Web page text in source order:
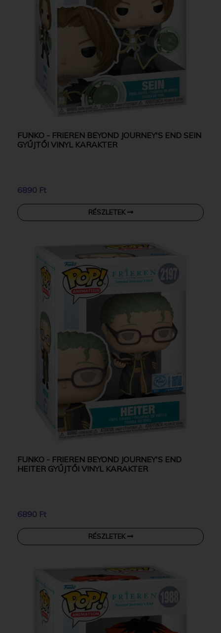
FUNKO - FRIEREN BEYOND JOURNEY'S END SEIN
GYŰJTŐI VINYL KARAKTER
6890 Ft
RÉSZLETEK
FUNKO - FRIEREN BEYOND JOURNEY'S END
HEITER GYŰJTŐI VINYL KARAKTER
6890 Ft
RÉSZLETEK